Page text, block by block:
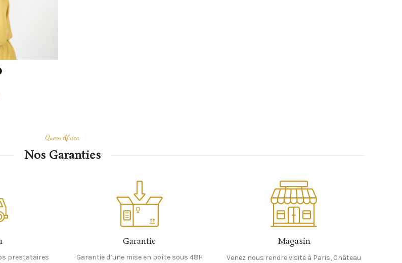
Queen Africa
Nos Garanties
prestataires
Garantie
Garantie d’une mise en boîte sous 48H
Magasin
Venez nous rendre visite à Paris, Château